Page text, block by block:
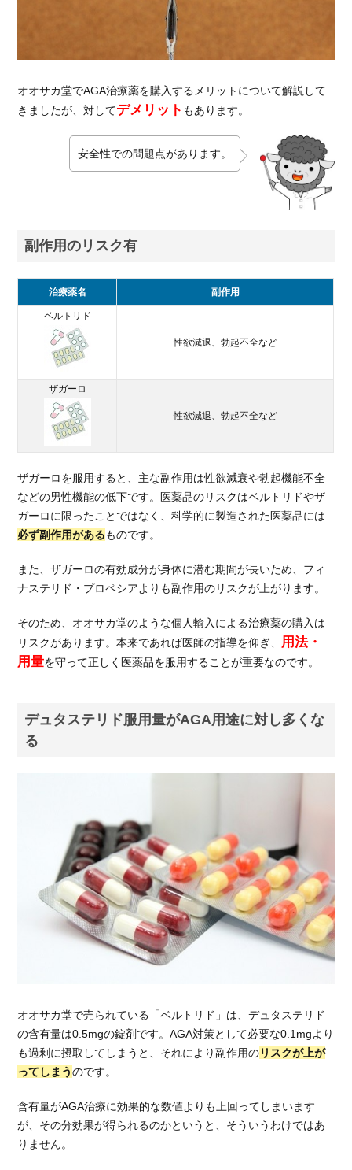
オオサカ堂でAGA治療薬を購入するメリットについて解説して
きましたが、対してデメリット もあります。
安全性での問題点があります。
副作用のリスク有
治療薬名 副作用
ベルトリド
性欲減退、勃起不全など
ザガーロ
性欲減退、勃起不全など
ザガーロを服用すると、主な副作用は性欲減衰や勃起機能不全
などの男性機能の低下です。医薬品のリスクはベルトリドやザ
ガーロに限ったことではなく、科学的に製造された医薬品には
必ず副作用があるものです。
また、ザガーロの有効成分が身体に潜む期間が長いため、フィ
ナステリド・プロペシアよりも副作用のリスクが上がります。
そのため、オオサカ堂のような個人輸入による治療薬の購入は
リスクがあります。本来であれば医師の指導を仰ぎ、 用法・
用量を守って正しく医薬品を服用することが重要なのです。
デュタステリド服用量がAGA用途に対し多くな
る
オオサカ堂で売られている「ベルトリド」は、デュタステリド
の含有量は0.5mgの錠剤です。AGA対策として必要な0.1mgより
も過剰に摂取してしまうと、それにより副作用のリスクが上が
ってしまうのです。
含有量がAGA治療に効果的な数値よりも上回ってしまいます
が、その分効果が得られるのかというと、そういうわけではあ
りません。